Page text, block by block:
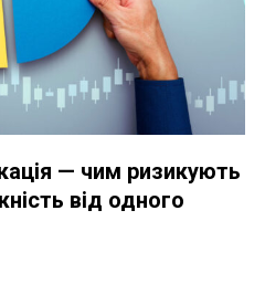
— чим ризикують
від одного